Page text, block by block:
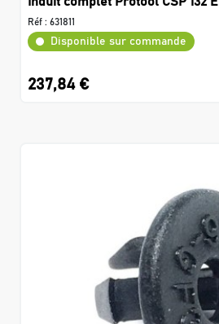
Réf : 631811
Disponible sur commande
237,84 €